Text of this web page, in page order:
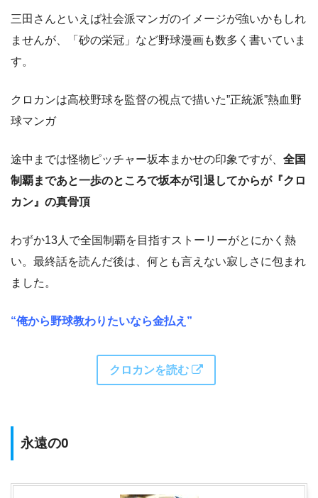
三田さんといえば社会派マンガのイメージが強いかもしれ
ませんが、「砂の栄冠」など野球漫画も数多く書いていま
す。
クロカンは高校野球を監督の視点で描いた”正統派”熱血野
球マンガ
途中までは怪物ピッチャー坂本まかせの印象ですが、 全国
制覇まであと一歩のところで坂本が引退してからが『クロ
カン』の真骨頂
わずか13人で全国制覇を目指すストーリーがとにかく熱
い。最終話を読んだ後は、何とも言えない寂しさに包まれ
ました。
“俺から野球教わりたいなら金払え”
クロカンを読む
永遠の0